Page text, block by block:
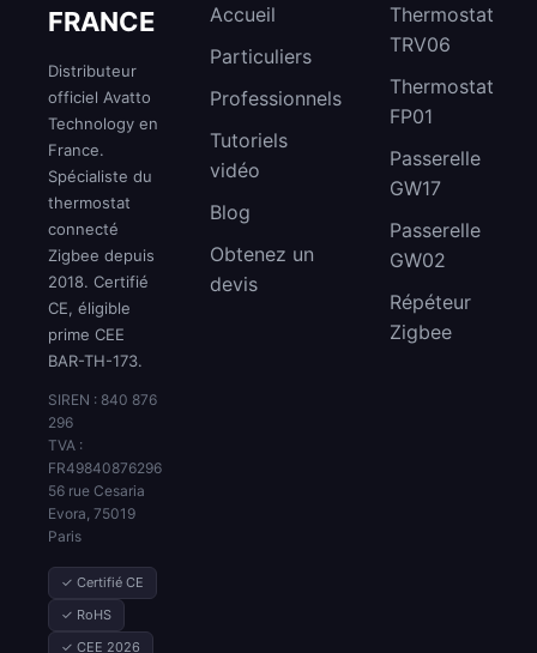
FRANCE
Distributeur
officiel Avatto
Technology en
France.
Spécialiste du
thermostat
connecté
Zigbee depuis
2018. Certifié
CE, éligible
prime CEE
BAR-TH-173.
SIREN : 840 876
296
TVA :
FR49840876296
56 rue Cesaria
Evora, 75019
Paris
✓ Certifié CE
✓ RoHS
✓ CEE 2026
Accueil
Particuliers
Professionnels
Tutoriels
vidéo
Blog
Obtenez un
devis
Thermostat
TRV06
Thermostat
FP01
Passerelle
GW17
Passerelle
GW02
Répéteur
Zigbee